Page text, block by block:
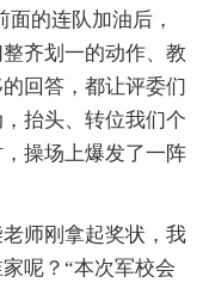
的连队加油后，
齐划一的动作、教
回答，都让评委们
抬头、转位我们个
操场上爆发了一阵
师刚拿起奖状，我
呢？“本次军校会